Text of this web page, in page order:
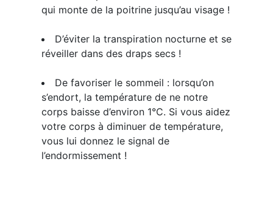
qui monte de la poitrine jusqu’au visage !
D’éviter la transpiration nocturne et se
réveiller dans des draps secs !
De favoriser le sommeil : lorsqu’on
s’endort, la température de ne notre
corps baisse d’environ 1°C. Si vous aidez
votre corps à diminuer de température,
vous lui donnez le signal de
l’endormissement !